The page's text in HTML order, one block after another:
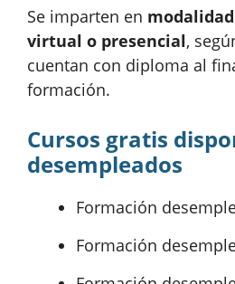
Se imparten en
virtual o presencial,
cuentan con diploma al
formación.
Cursos gratis
desempleados
Formación
Formación